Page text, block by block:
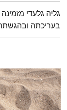
תמצית
גליה גלעדי
בעריכתה